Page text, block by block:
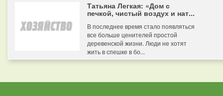
Татьяна Легкая: «Дом с
печкой, чистый воздух и нат...
В последнее время стало появляться
все больше ценителей простой
деревенской жизни. Люди не хотят
жить в спешке в бо...